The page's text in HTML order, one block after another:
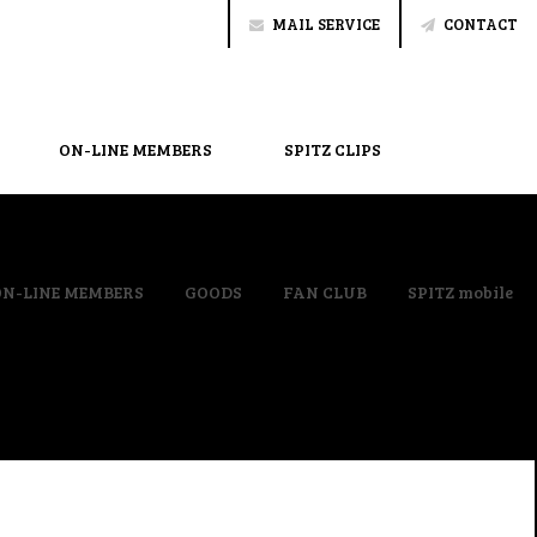
ON-LINE MEMBERS SPITZ CLIPS
MAIL SERVICE CONTACT
LINE MEMBERS GOODS FAN CLUB SPITZ mobile